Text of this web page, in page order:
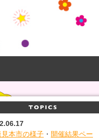
見本市の様子 ・ 開催結果ペー